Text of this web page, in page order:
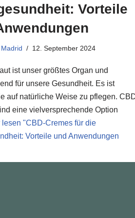
Vorteile
12. September 2024
ist unser größtes Organ und
für unsere Gesundheit. Es ist
auf natürliche Weise zu pflegen.
eine vielversprechende Option
lesen "CBD-Cremes für die
Vorteile und Anwendungen